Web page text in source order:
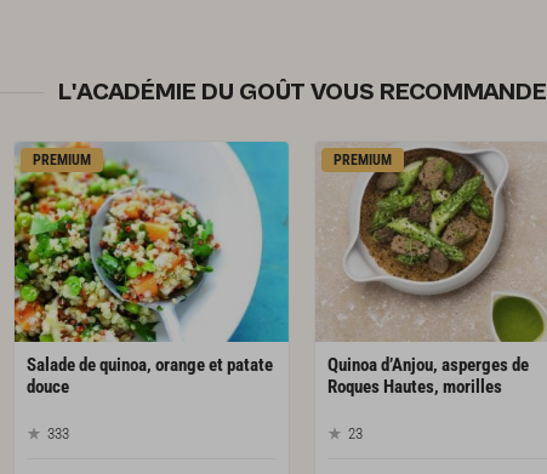
L'ACADÉMIE DU GOÛT VOUS RECOMMANDE
PREMIUM
Salade de quinoa, orange et patate
douce
333
PREMIUM
Quinoa d’Anjou, asperges de
Roques Hautes, morilles
23